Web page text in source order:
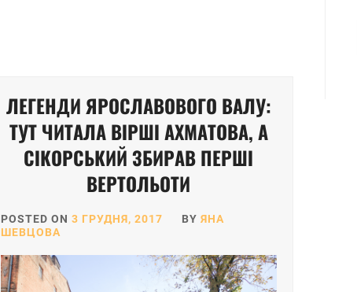
ЛЕГЕНДИ ЯРОСЛАВОВОГО ВАЛУ:
ТУТ ЧИТАЛА ВІРШІ АХМАТОВА, А
СІКОРСЬКИЙ ЗБИРАВ ПЕРШІ
ВЕРТОЛЬОТИ
POSTED ON 3 ГРУДНЯ, 2017 BY ЯНА
ШЕВЦОВА